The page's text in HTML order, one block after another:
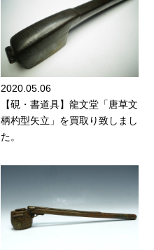
2020.05.06
【硯・書道具】龍文堂「唐草文
柄杓型矢立」を買取り致しまし
た。